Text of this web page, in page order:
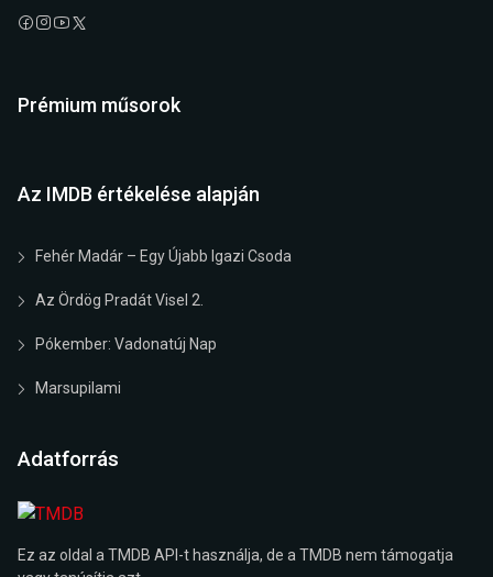
Prémium műsorok
Az IMDB értékelése alapján
Fehér Madár – Egy Újabb Igazi Csoda
Az Ördög Pradát Visel 2.
Pókember: Vadonatúj Nap
Marsupilami
Adatforrás
Ez az oldal a TMDB API-t használja, de a TMDB nem támogatja